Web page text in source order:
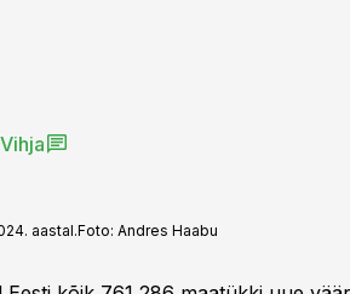
Vihja
aastal.Foto: Andres Haabu